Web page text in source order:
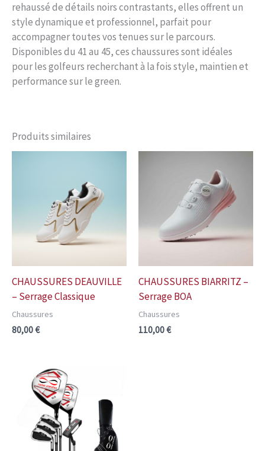
rehaussé de détails noirs contrastants, elles offrent un
style dynamique et professionnel, parfait pour
accompagner toutes vos tenues sur le parcours.
Disponibles du 41 au 45, ces chaussures sont idéales
pour les golfeurs recherchant à la fois style, maintien et
performance sur le green.
Produits similaires
CHAUSSURES DEAUVILLE
– Serrage Classique
Chaussures
80,00€
CHAUSSURES BIARRITZ –
Serrage BOA
Chaussures
110,00€